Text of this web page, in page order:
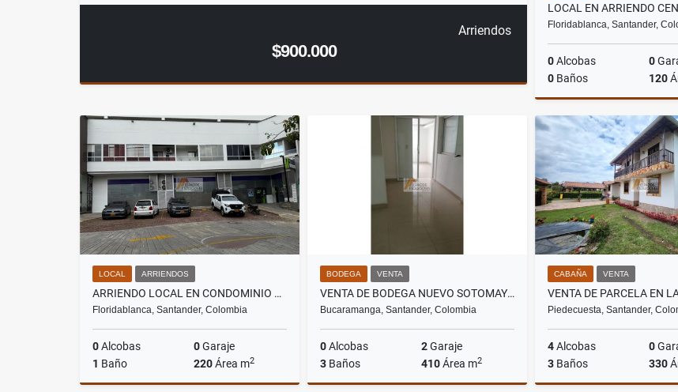
Arriendos
$900.000
Floridablanca, Santander,
0Alcobas 0
0 Baños 120
LOCAL ARRIENDOS
ARRIENDO LOCAL EN CONDOMINIO RESERVA CAÑAVERAL - FLORIDABLANCA
Floridablanca, Santander, Colombia
0Alcobas 0Garaje
1 Baño 220Área m2
BODEGA VENTA
VENTA DE BODEGA NUEVO SOTOMAYOR
Bucaramanga, Santander, Colombia
0Alcobas 2Garaje
3 Baños 410Área m2
CABAÑA VENTA
Piedecuesta, Santander,
4Alcobas 0
3 Baños 330